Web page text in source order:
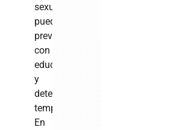
sexual
pueden
prevenirse
con
educación
y
detección
temprana.
En